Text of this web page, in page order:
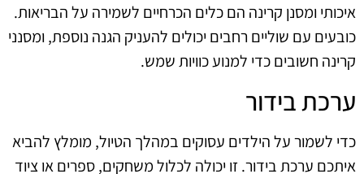
איכותי ומסנן קרינה הם כלים הכרחיים לשמירה על הבריאות.
כובעים עם שוליים רחבים יכולים להעניק הגנה נוספת, ומסנני
קרינה חשובים כדי למנוע כוויות שמש.
ערכת בידור
כדי לשמור על הילדים עסוקים במהלך הטיול, מומלץ להביא
איתכם ערכת בידור. זו יכולה לכלול משחקים, ספרים או ציוד